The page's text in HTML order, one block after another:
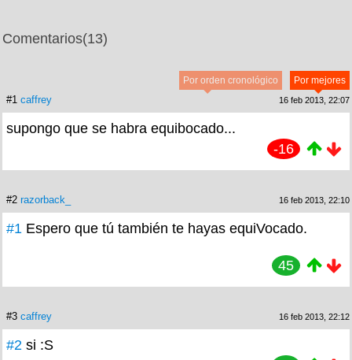
Comentarios(13)
Por mejores
Por orden cronológico
#1 caffrey 16 feb 2013, 22:07
supongo que se habra equibocado...
-16
#2 razorback_ 16 feb 2013, 22:10
#1 Espero que tú también te hayas equiVocado.
45
#3 caffrey 16 feb 2013, 22:12
#2 si :S